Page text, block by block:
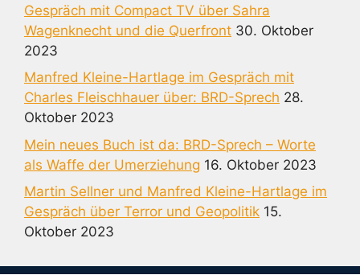
Gespräch mit Compact TV über Sahra
Wagenknecht und die Querfront 30. Oktober
2023
Manfred Kleine-Hartlage im Gespräch mit
Charles Fleischhauer über: BRD-Sprech 28.
Oktober 2023
Mein neues Buch ist da: BRD-Sprech – Worte
als Waffe der Umerziehung 16. Oktober 2023
Martin Sellner und Manfred Kleine-Hartlage im
Gespräch über Terror und Geopolitik 15.
Oktober 2023